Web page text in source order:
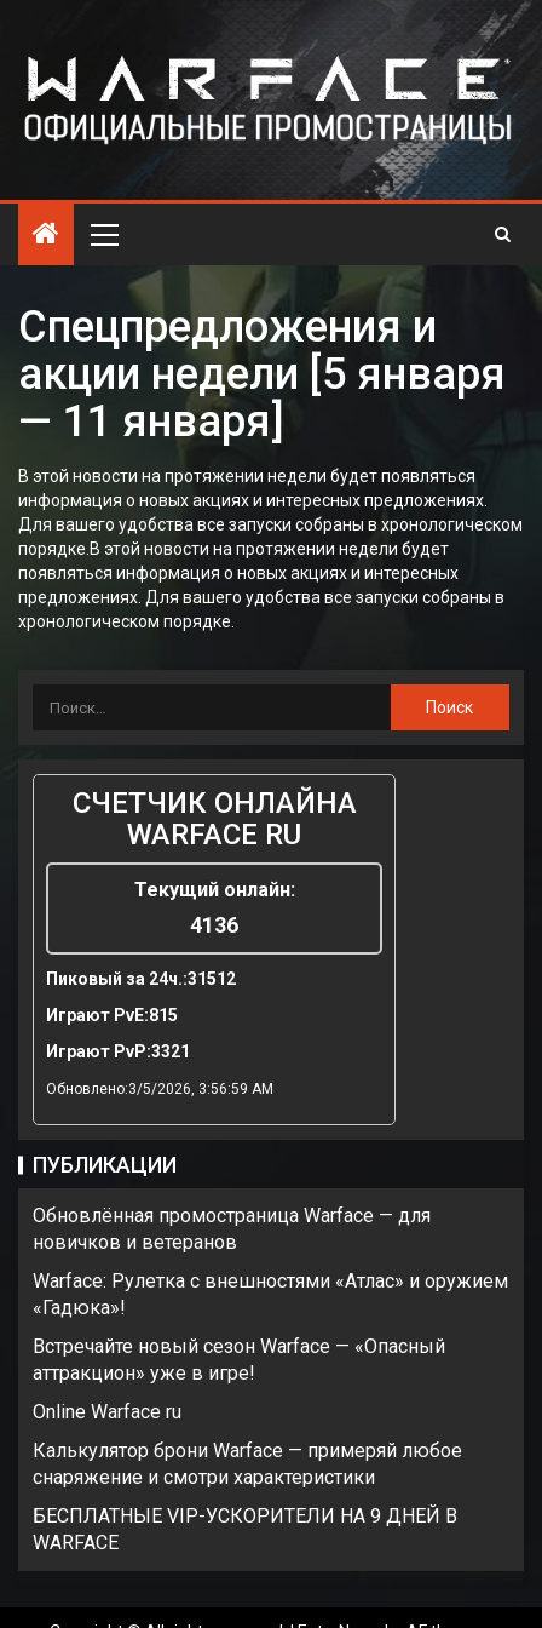
Спецпредложения и
акции недели [5 января
— 11 января]
В этой новости на протяжении недели будет появляться
информация о новых акциях и интересных предложениях.
Для вашего удобства все запуски собраны в хронологическом
порядке.В этой новости на протяжении недели будет
появляться информация о новых акциях и интересных
предложениях. Для вашего удобства все запуски собраны в
хронологическом порядке.
СЧЕТЧИК ОНЛАЙНА
WARFACE RU
Текущий онлайн:
4136
Пиковый за 24ч.:31512
Играют PvE:815
Играют PvP:3321
Обновлено:3/5/2026, 3:56:59 AM
ПУБЛИКАЦИИ
Обновлённая промостраница Warface — для
новичков и ветеранов
Warface: Рулетка с внешностями «Атлас» и оружием
«Гадюка»!
Встречайте новый сезон Warface — «Опасный
аттракцион» уже в игре!
Online Warface ru
Калькулятор брони Warface — примеряй любое
снаряжение и смотри характеристики
БЕСПЛАТНЫЕ VIP-УСКОРИТЕЛИ НА 9 ДНЕЙ В
WARFACE